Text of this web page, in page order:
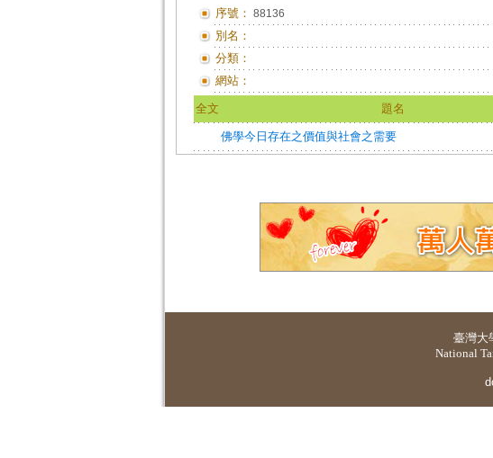
序號： 88136
別名：
分類：
網站：
全文 題名
佛學今日存在之價值與社會之需要
臺灣大
National